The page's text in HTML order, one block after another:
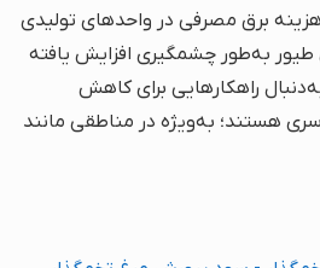
برق مصرفی در واحدهای تولیدی
به‌طور چشمگیری افزایش یافته
راهکارهایی برای کاهش
هستند؛ به‌ویژه در مناطقی مانند